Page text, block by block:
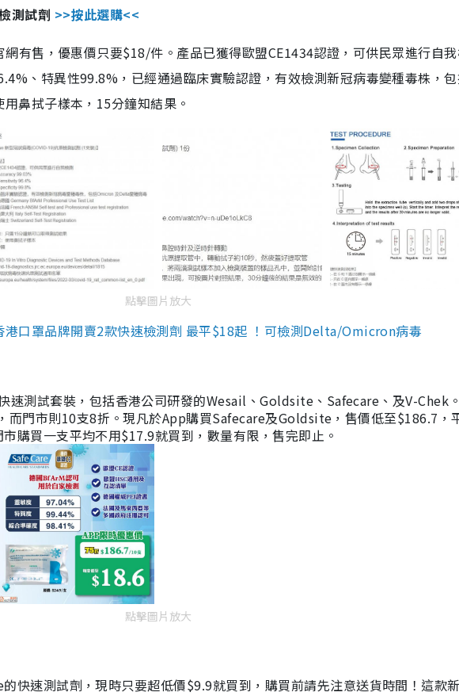
測試劑 >>按此選購<<
有售，優惠價只要$18/件。產品已獲得歐盟CE1434認證，可供民眾進行自
、特異性99.8%，已經通過臨床實驗認證，有效檢測新冠病毒變種毒株，
鼻拭子樣本，15分鐘知結果。
點擊圖片放大
港口罩品牌開賣2款快速檢測劑 最平$18起 ！可檢測Delta/Omicron病毒
速測試套裝，包括香港公司研發的Wesail、Goldsite、Safecare、及V-Chek
而門市則10支8折。現凡於App購買Safecare及Goldsite，售價低至$186.7，
購買一支平均不用$17.9就買到，數量有限，售完即止。
點擊圖片放大
快速測試劑，現時只要超低價$9.9就買到，購買前請先注意送貨時間！這款